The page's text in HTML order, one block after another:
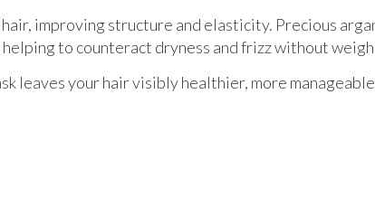
improving structure and elasticity. Precious
to counteract dryness and frizz without
leaves your hair visibly healthier, more